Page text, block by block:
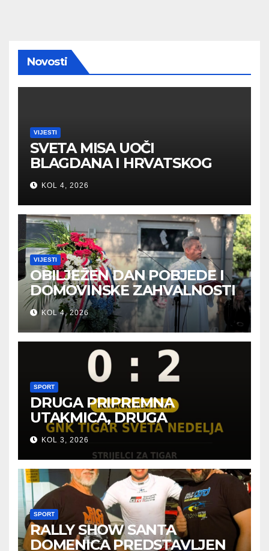
Novosti
VIJESTI
SVETA MISA UOČI
BLAGDANA I HRVATSKOG
PRAZNIKA SLOBODE
KOL 4, 2026
VIJESTI
OBILJEŽEN DAN POBJEDE I
DOMOVINSKE ZAHVALNOSTI
U SVETOJ NEDELJI
KOL 4, 2026
SPORT
DRUGA PRIPREMNA
UTAKMICA, DRUGA
POBJEDA ZA TIGROVE
KOL 3, 2026
SPORT
RALLY SHOW SANTA
DOMENICA PREDSTAVLJEN